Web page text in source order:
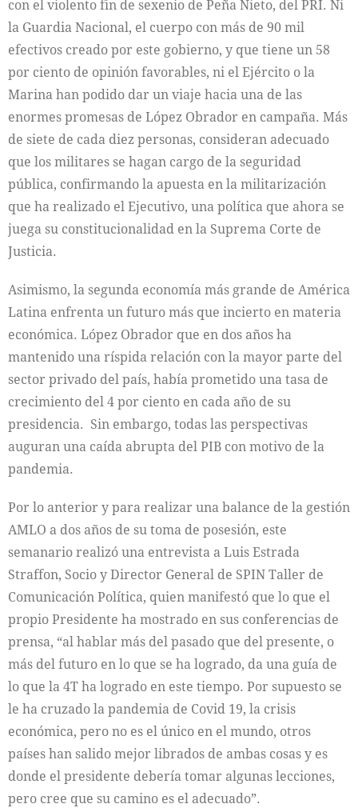
con el violento fin de sexenio de Peña Nieto, del PRI. Ni
la Guardia Nacional, el cuerpo con más de 90 mil
efectivos creado por este gobierno, y que tiene un 58
por ciento de opinión favorables, ni el Ejército o la
Marina han podido dar un viaje hacia una de las
enormes promesas de López Obrador en campaña. Más
de siete de cada diez personas, consideran adecuado
que los militares se hagan cargo de la seguridad
pública, confirmando la apuesta en la militarización
que ha realizado el Ejecutivo, una política que ahora se
juega su constitucionalidad en la Suprema Corte de
Justicia.
Asimismo, la segunda economía más grande de América
Latina enfrenta un futuro más que incierto en materia
económica. López Obrador que en dos años ha
mantenido una ríspida relación con la mayor parte del
sector privado del país, había prometido una tasa de
crecimiento del 4 por ciento en cada año de su
presidencia. Sin embargo, todas las perspectivas
auguran una caída abrupta del PIB con motivo de la
pandemia.
Por lo anterior y para realizar una balance de la gestión
AMLO a dos años de su toma de posesión, este
semanario realizó una entrevista a Luis Estrada
Straffon, Socio y Director General de SPIN Taller de
Comunicación Política, quien manifestó que lo que el
propio Presidente ha mostrado en sus conferencias de
prensa, “al hablar más del pasado que del presente, o
más del futuro en lo que se ha logrado, da una guía de
lo que la 4T ha logrado en este tiempo. Por supuesto se
le ha cruzado la pandemia de Covid 19, la crisis
económica, pero no es el único en el mundo, otros
países han salido mejor librados de ambas cosas y es
donde el presidente debería tomar algunas lecciones,
pero cree que su camino es el adecuado”.